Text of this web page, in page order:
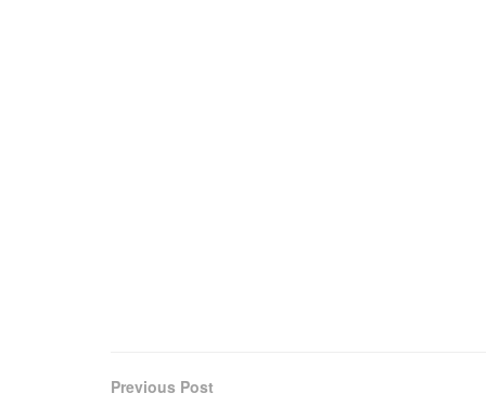
Previous Post